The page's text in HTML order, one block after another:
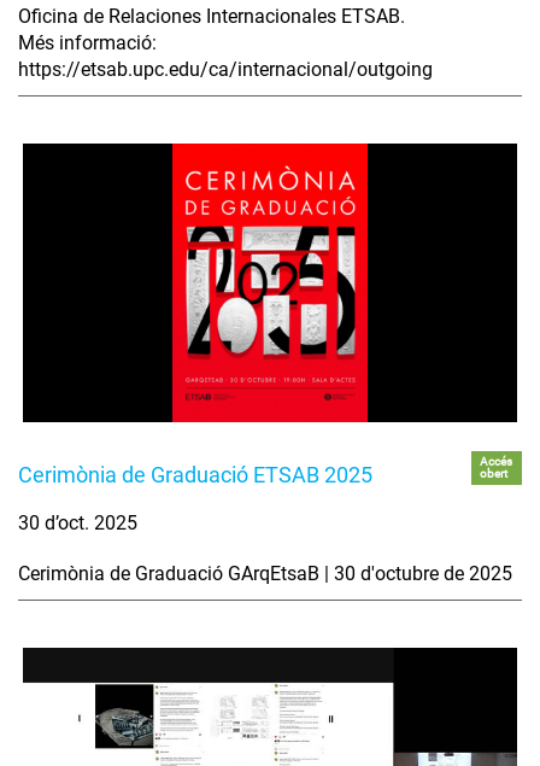
Oficina de Relaciones Internacionales ETSAB.
Més informació:
https://etsab.upc.edu/ca/internacional/outgoing
Cerimònia de Graduació ETSAB 2025
Accés
obert
30 d’oct. 2025
Cerimònia de Graduació GArqEtsaB | 30 d'octubre de 2025